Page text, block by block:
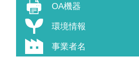
OA機器
環境情報
事業者名